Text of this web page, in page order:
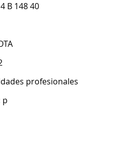
B 148 40
profesionales
p